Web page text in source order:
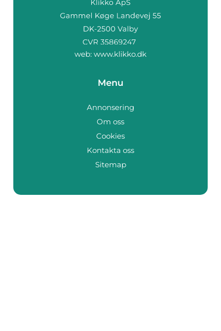
web: www.klikko.dk
Menu
Annonsering
Om oss
Cookies
Kontakta oss
Sitemap